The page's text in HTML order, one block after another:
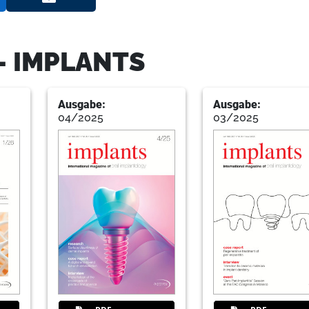
An interview with Reed Dental’s Dr
Pushing the limits in
EuroPerio11, Vienna, Austria
Author
36Where science meets
Implant Dentistry 2025 sets a
Author
38
A celebration of science,
unforgettable days in Vienna
Author
IMPLANTS
Ausgabe:
04/2025
Ausgabe:
03/2025